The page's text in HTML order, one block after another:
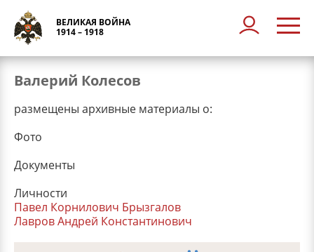
ВЕЛИКАЯ ВОЙНА
1914 – 1918
Валерий Колесов
размещены архивные материалы о:
Фото
Документы
Личности
Павел Корнилович Брызгалов
Лавров Андрей Константинович